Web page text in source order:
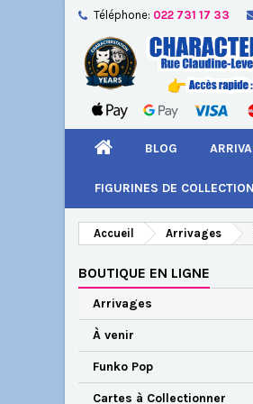
Téléphone: 022 731 17 33
BLOG
FIGURINES DE COLLECTION
Accueil Arrivages
BOUTIQUE EN LIGNE
Arrivages
À venir
Funko Pop
Cartes à Collectionner